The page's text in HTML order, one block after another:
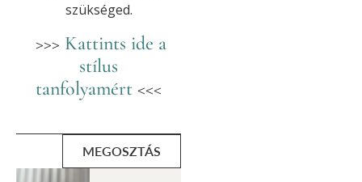
szükséged.
>>> Kattints ide a
stílus
tanfolyamért <<<
MEGOSZTÁS